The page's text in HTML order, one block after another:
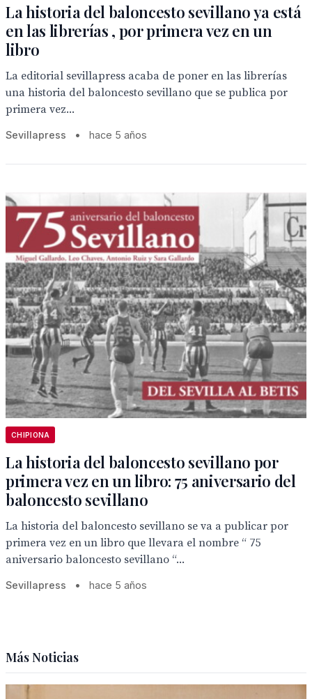
La historia del baloncesto sevillano ya está
en las librerías , por primera vez en un
libro
La editorial sevillapress acaba de poner en las librerías
una historia del baloncesto sevillano que se publica por
primera vez...
Sevillapress • hace 5 años
CHIPIONA
La historia del baloncesto sevillano por
primera vez en un libro: 75 aniversario del
baloncesto sevillano
La historia del baloncesto sevillano se va a publicar por
primera vez en un libro que llevara el nombre “ 75
aniversario baloncesto sevillano “...
Sevillapress • hace 5 años
Más Noticias